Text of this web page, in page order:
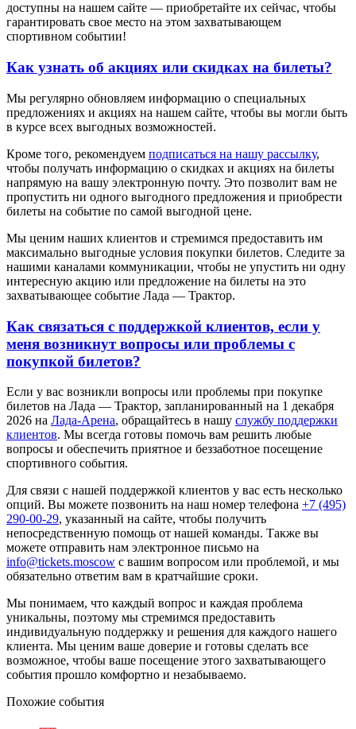
доступны на нашем сайте — приобретайте их сейчас, чтобы
гарантировать свое место на этом захватывающем
спортивном событии!
Как узнать об акциях или скидках на билеты?
Мы регулярно обновляем информацию о специальных
предложениях и акциях на нашем сайте, чтобы вы могли быть
в курсе всех выгодных возможностей.
Кроме того, рекомендуем подписаться на нашу рассылку,
чтобы получать информацию о скидках и акциях на билеты
напрямую на вашу электронную почту. Это позволит вам не
пропустить ни одного выгодного предложения и приобрести
билеты на событие по самой выгодной цене.
Мы ценим наших клиентов и стремимся предоставить им
максимально выгодные условия покупки билетов. Следите за
нашими каналами коммуникации, чтобы не упустить ни одну
интересную акцию или предложение на билеты на это
захватывающее событие Лада — Трактор.
Как связаться с поддержкой клиентов, если у
меня возникнут вопросы или проблемы с
покупкой билетов?
Если у вас возникли вопросы или проблемы при покупке
билетов на Лада — Трактор, запланированный на 1 декабря
2026 на Лада-Арена, обращайтесь в нашу службу поддержки
клиентов. Мы всегда готовы помочь вам решить любые
вопросы и обеспечить приятное и беззаботное посещение
спортивного события.
Для связи с нашей поддержкой клиентов у вас есть несколько
опций. Вы можете позвонить на наш номер телефона +7 (495)
290-00-29, указанный на сайте, чтобы получить
непосредственную помощь от нашей команды. Также вы
можете отправить нам электронное письмо на
info@tickets.moscow с вашим вопросом или проблемой, и мы
обязательно ответим вам в кратчайшие сроки.
Мы понимаем, что каждый вопрос и каждая проблема
уникальны, поэтому мы стремимся предоставить
индивидуальную поддержку и решения для каждого нашего
клиента. Мы ценим ваше доверие и готовы сделать все
возможное, чтобы ваше посещение этого захватывающего
события прошло комфортно и незабываемо.
Похожие события